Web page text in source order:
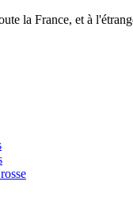
la France, et à